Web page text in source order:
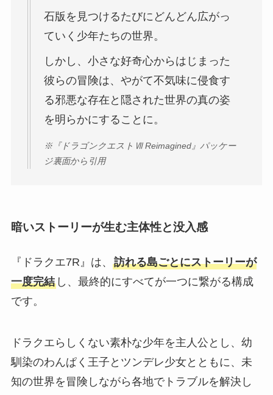
石版を見つけるたびにどんどん広がっ
ていく少年たちの世界。
しかし、小さな好奇心からはじまった
彼らの冒険は、やがて不気味に侵食す
る邪悪な存在と隠された世界の真の姿
を明らかにすることに。
※『ドラゴンクエストⅦ Reimagined』パッケー
ジ裏面から引用
暗いストーリーが生む主体性と没入感
『ドラクエ7R』は、 訪れる島ごとにストーリーが
一度完結し、最終的にすべてが一つに繋がる構成
です。
ドラクエらしくない素朴な少年を主人公とし、幼
馴染のわんぱく王子とツンデレ少女とともに、未
知の世界を冒険しながら各地でトラブルを解決し